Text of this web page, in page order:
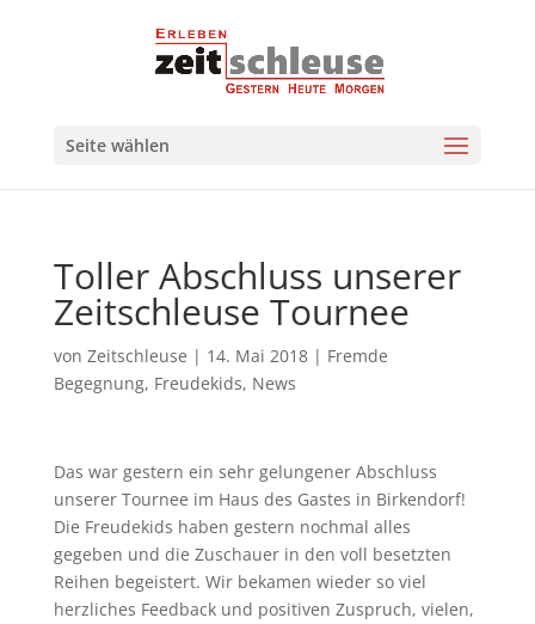
Seite wählen
Toller Abschluss unserer
Zeitschleuse Tournee
von Zeitschleuse | 14. Mai 2018| Fremde
Begegnung, Freudekids, News
Das war gestern ein sehr gelungener Abschluss
unserer Tournee im Haus des Gastes in Birkendorf!
Die Freudekids haben gestern nochmal alles
gegeben und die Zuschauer in den voll besetzten
Reihen begeistert. Wir bekamen wieder so viel
herzliches Feedback und positiven Zuspruch, vielen,